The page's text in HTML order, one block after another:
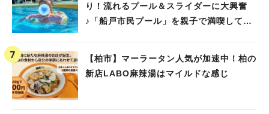
り！流れるプール＆スライダーに大興奮
♪「船戸市民プール」を親子で満喫してき
【柏市】マーラータン人気が加速中！柏の
新店LABO麻辣湯はマイルドな感じ